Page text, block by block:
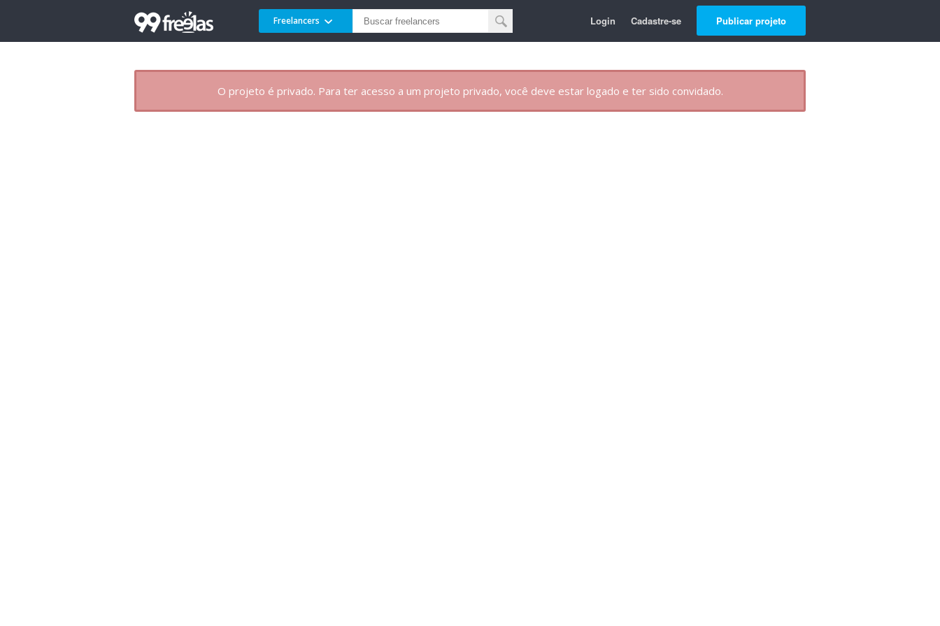
Freelancers Login Cadastre-se Publicar projeto
O projeto é privado. Para ter acesso a um projeto privado, você deve estar logado e ter sido convidado.